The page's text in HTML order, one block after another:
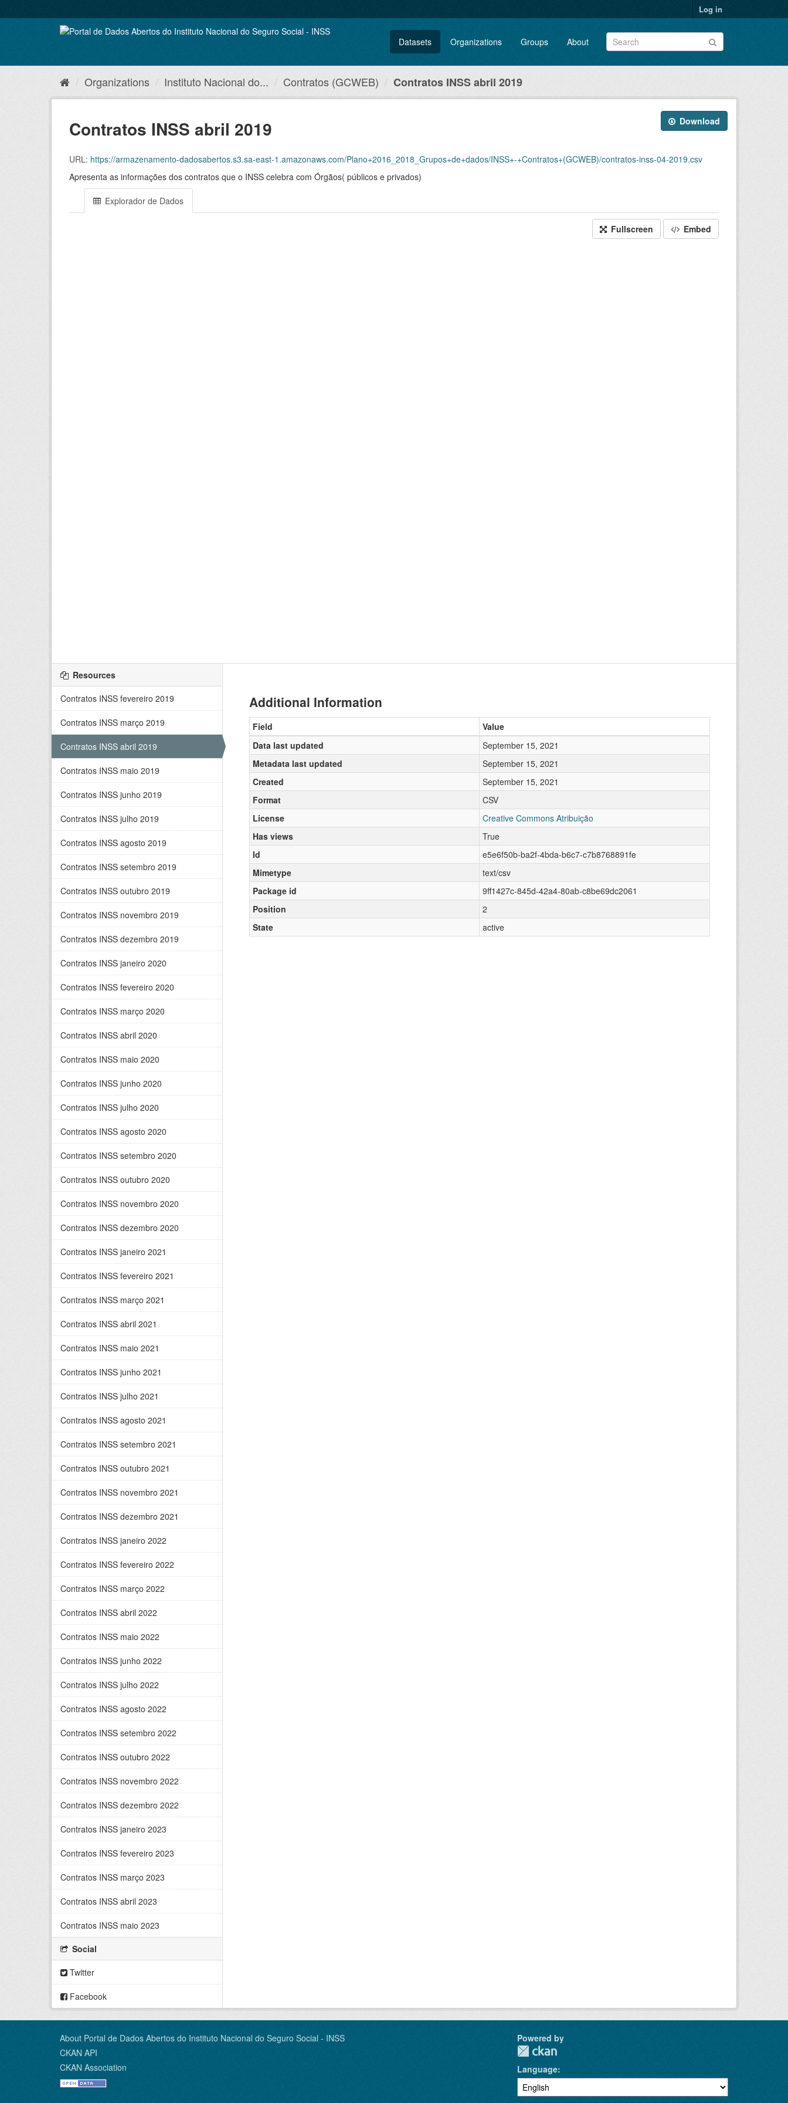
to
Log in
Datasets Organizations Groups About
Organizations Instituto Nacional do... Contratos (GCWEB) Contratos INSS abril 2019
Download
Contratos INSS abril 2019
URL: https://armazenamento-dadosabertos.s3.sa-east-1.amazonaws.com/Plano+2016_2018_Grupos+de+dados/INSS+-+Contratos+(GCWEB)/contratos-inss-04-2019.csv
Apresenta as informações dos contratos que o INSS celebra com Órgãos( públicos e privados)
Explorador de Dados
Fullscreen Embed
Resources
Contratos INSS fevereiro 2019
Contratos INSS março 2019
Contratos INSS abril 2019
Contratos INSS maio 2019
Contratos INSS junho 2019
Contratos INSS julho 2019
Contratos INSS agosto 2019
Contratos INSS setembro 2019
Contratos INSS outubro 2019
Contratos INSS novembro 2019
Contratos INSS dezembro 2019
Contratos INSS janeiro 2020
Contratos INSS fevereiro 2020
Contratos INSS março 2020
Contratos INSS abril 2020
Contratos INSS maio 2020
Contratos INSS junho 2020
Contratos INSS julho 2020
Contratos INSS agosto 2020
Contratos INSS setembro 2020
Contratos INSS outubro 2020
Contratos INSS novembro 2020
Contratos INSS dezembro 2020
Contratos INSS janeiro 2021
Contratos INSS fevereiro 2021
Contratos INSS março 2021
Contratos INSS abril 2021
Contratos INSS maio 2021
Contratos INSS junho 2021
Contratos INSS julho 2021
Contratos INSS agosto 2021
Contratos INSS setembro 2021
Contratos INSS outubro 2021
Contratos INSS novembro 2021
Contratos INSS dezembro 2021
Contratos INSS janeiro 2022
Contratos INSS fevereiro 2022
Contratos INSS março 2022
Contratos INSS abril 2022
Contratos INSS maio 2022
Contratos INSS junho 2022
Contratos INSS julho 2022
Contratos INSS agosto 2022
Contratos INSS setembro 2022
Contratos INSS outubro 2022
Contratos INSS novembro 2022
Contratos INSS dezembro 2022
Contratos INSS janeiro 2023
Contratos INSS fevereiro 2023
Contratos INSS março 2023
Contratos INSS abril 2023
Contratos INSS maio 2023
Social
Twitter
Facebook
Additional Information
Field
Value
Data last updated
September 15, 2021
Metadata last updated
September 15, 2021
Created
September 15, 2021
Format
CSV
License
Creative Commons Atribuição
Has views
True
Id
e5e6f50b-ba2f-4bda-b6c7-c7b8768891fe
Mimetype
text/csv
Package id
9ff1427c-845d-42a4-80ab-c8be69dc2061
Position
2
State
active
About Portal de Dados Abertos do Instituto Nacional do Seguro Social - INSS
CKAN API
CKAN Association
Powered by
Language